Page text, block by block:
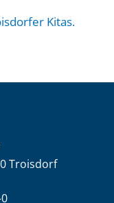
Kitas.
Troisdorf